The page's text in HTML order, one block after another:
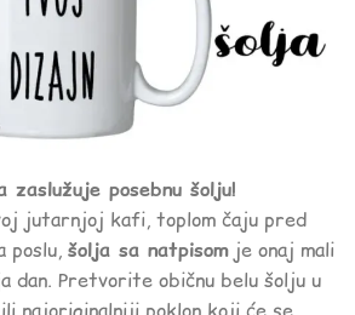
zaslužuje posebnu šolju!
jutarnjoj kafi, toplom čaju pred
poslu, šolja sa natpisomje onaj mali
dan. Pretvorite običnu belu šolju u